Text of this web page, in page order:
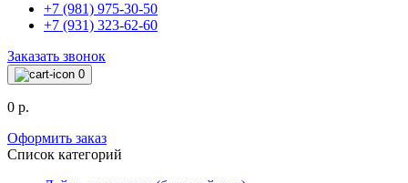
+7 (981) 975-30-50
+7 (931) 323-62-60
Заказать звонок
0
0 р.
Оформить заказ
Список категорий